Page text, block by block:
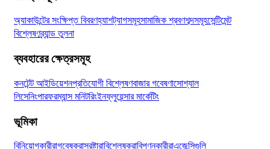
অ্যাকাউন্টের সংক্ষিপ্ত বিবরণহ্যাশট্যাগসমূহসামাজিক শ্রবণশব্দসমূহসেন্টিমেন্ট
বিশ্লেষণব্র্যান্ড তুলনা
ব্যবহারের ক্ষেত্রসমূহ
কনটেন্ট আইডিয়েশনপ্রতিযোগী বিশ্লেষণবাজার গবেষণাসোশ্যাল
লিসেনিংপারফরম্যান্স মনিটরিংইনফ্লুয়েন্সার মার্কেটিং
ভূমিকা
বিনিয়োগকারীরাগবেষকরাস্রষ্টারাবিশ্লেষকরাবিপণনকারীরাএজেন্সিগুলি